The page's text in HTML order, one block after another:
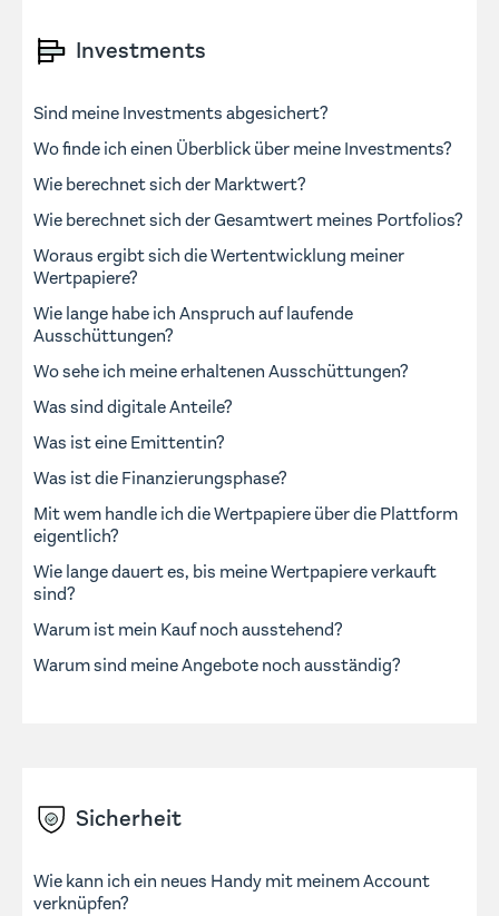
Investments
Sind meine Investments abgesichert?
Wo finde ich einen Überblick über meine Investments?
Wie berechnet sich der Marktwert?
Wie berechnet sich der Gesamtwert meines Portfolios?
Woraus ergibt sich die Wertentwicklung meiner
Wertpapiere?
Wie lange habe ich Anspruch auf laufende
Ausschüttungen?
Wo sehe ich meine erhaltenen Ausschüttungen?
Was sind digitale Anteile?
Was ist eine Emittentin?
Was ist die Finanzierungsphase?
Mit wem handle ich die Wertpapiere über die Plattform
eigentlich?
Wie lange dauert es, bis meine Wertpapiere verkauft
sind?
Warum ist mein Kauf noch ausstehend?
Warum sind meine Angebote noch ausständig?
Sicherheit
Wie kann ich ein neues Handy mit meinem Account
verknüpfen?